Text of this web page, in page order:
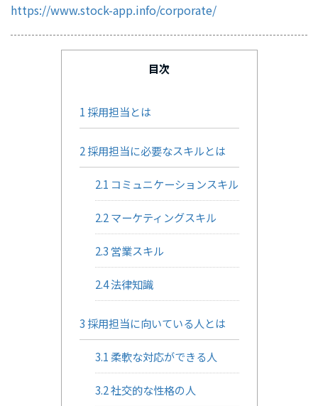
https://www.stock-app.info/corporate/
目次
1 採用担当とは
2採用担当に必要なスキルとは
2.1 コミュニケーションスキル
2.2マーケティングスキル
2.3 営業スキル
2.4法律知識
3 採用担当に向いている人とは
3.1柔軟な対応ができる人
3.2社交的な性格の人